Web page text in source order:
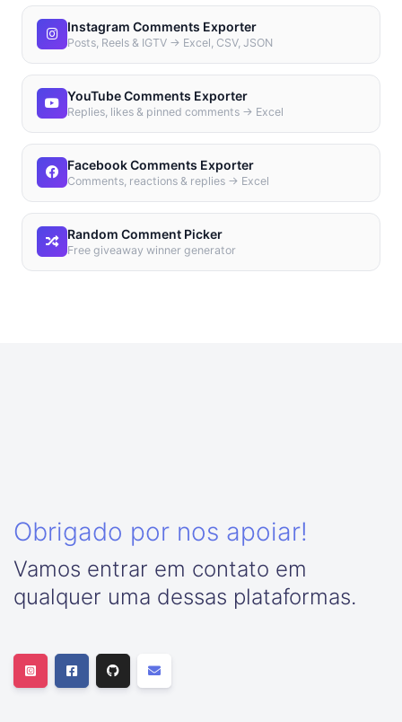
Instagram Comments Exporter
Posts, Reels & IGTV → Excel, CSV, JSON
YouTube Comments Exporter
Replies, likes & pinned comments → Excel
Facebook Comments Exporter
Comments, reactions & replies → Excel
Random Comment Picker
Free giveaway winner generator
Obrigado por nos apoiar!
Vamos entrar em contato em
qualquer uma dessas plataformas.